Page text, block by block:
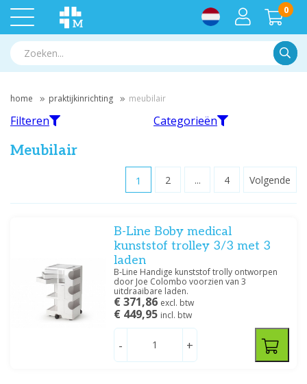
0
home praktijkinrichting meubilair
Dometic(1)
Habru(7)
Medische Vakhandel(6)
Medisit(34)
Filteren Categorieën
Meubilair
1 2 ... 4 Volgende
B-Line Boby medical
kunststof trolley 3/3 met 3
laden
B-Line Handige kunststof trolly ontworpen
door Joe Colombo voorzien van 3
uitdraaibare laden.
€ 371,86 excl. btw
€ 449,95 incl. btw
- +